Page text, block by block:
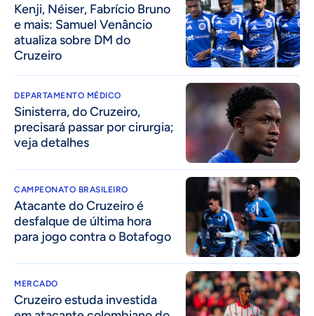
Kenji, Néiser, Fabrício Bruno
e mais: Samuel Venâncio
atualiza sobre DM do
Cruzeiro
DEPARTAMENTO MÉDICO
Sinisterra, do Cruzeiro,
precisará passar por cirurgia;
veja detalhes
CAMPEONATO BRASILEIRO
Atacante do Cruzeiro é
desfalque de última hora
para jogo contra o Botafogo
MERCADO
Cruzeiro estuda investida